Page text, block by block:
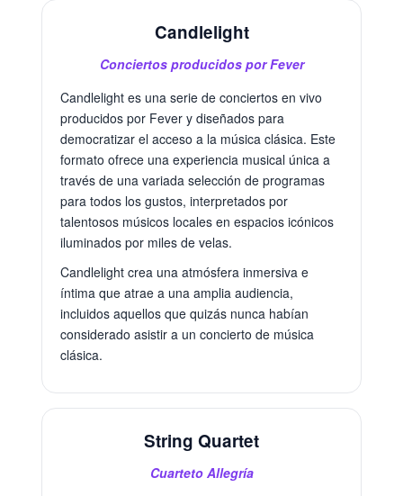
Candlelight
Conciertos producidos por Fever
Candlelight es una serie de conciertos en vivo
producidos por Fever y diseñados para
democratizar el acceso a la música clásica. Este
formato ofrece una experiencia musical única a
través de una variada selección de programas
para todos los gustos, interpretados por
talentosos músicos locales en espacios icónicos
iluminados por miles de velas.
Candlelight crea una atmósfera inmersiva e
íntima que atrae a una amplia audiencia,
incluidos aquellos que quizás nunca habían
considerado asistir a un concierto de música
clásica.
String Quartet
Cuarteto Allegría